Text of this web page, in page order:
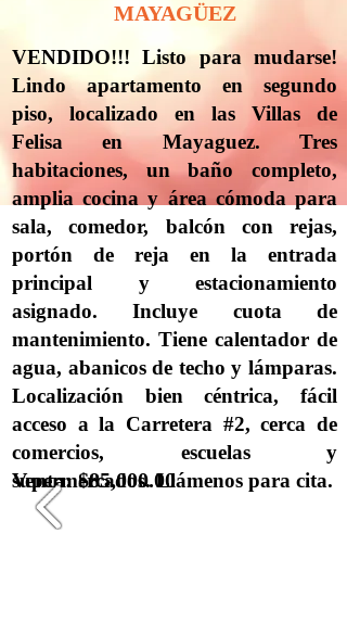
MAYAGÜEZ
VENDIDO!!! Listo para mudarse!
Lindo apartamento en segundo
piso, localizado en las Villas de
Felisa en Mayaguez. Tres
habitaciones, un baño completo,
amplia cocina y área cómoda para
sala, comedor, balcón con rejas,
portón de reja en la entrada
principal y estacionamiento
asignado. Incluye cuota de
mantenimiento. Tiene calentador de
agua, abanicos de techo y lámparas.
Localización bien céntrica, fácil
acceso a la Carretera #2, cerca de
comercios, escuelas y
supermercados. Llámenos para cita.
Venta: $85,000.00